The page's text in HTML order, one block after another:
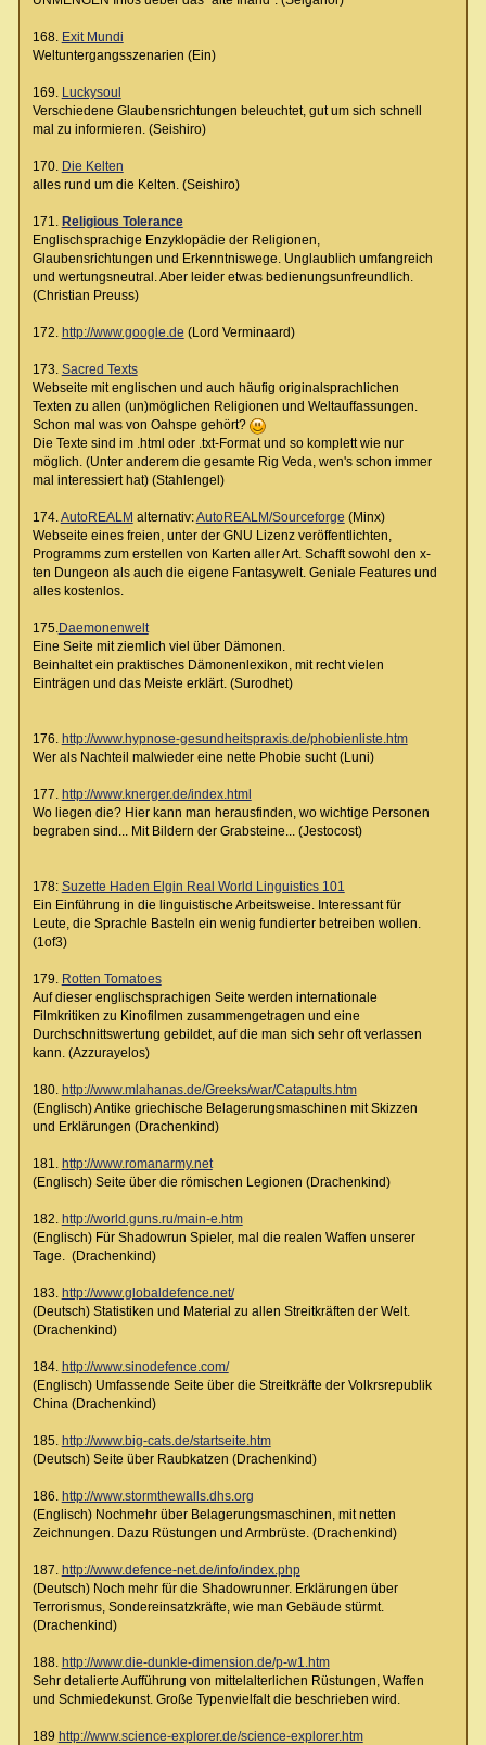
168. Exit Mundi
Weltuntergangsszenarien (Ein)
169. Luckysoul
Verschiedene Glaubensrichtungen beleuchtet, gut um sich schnell
mal zu informieren. (Seishiro)
170. Die Kelten
alles rund um die Kelten. (Seishiro)
171. Religious Tolerance
Englischsprachige Enzyklopädie der Religionen,
Glaubensrichtungen und Erkenntniswege. Unglaublich umfangreich
und wertungsneutral. Aber leider etwas bedienungsunfreundlich.
(Christian Preuss)
172. http://www.google.de (Lord Verminaard)
173. Sacred Texts
Webseite mit englischen und auch häufig originalsprachlichen
Texten zu allen (un)möglichen Religionen und Weltauffassungen.
Schon mal was von Oahspe gehört?
Die Texte sind im .html oder .txt-Format und so komplett wie nur
möglich. (Unter anderem die gesamte Rig Veda, wen's schon immer
mal interessiert hat) (Stahlengel)
174. AutoREALM alternativ:AutoREALM/Sourceforge (Minx)
Webseite eines freien, unter der GNU Lizenz veröffentlichten,
Programms zum erstellen von Karten aller Art. Schafft sowohl den x-
ten Dungeon als auch die eigene Fantasywelt. Geniale Features und
alles kostenlos.
175. Daemonenwelt
Eine Seite mit ziemlich viel über Dämonen.
Beinhaltet ein praktisches Dämonenlexikon, mit recht vielen
Einträgen und das Meiste erklärt. (Surodhet)
176. http://www.hypnose-gesundheitspraxis.de/phobienliste.htm
Wer als Nachteil malwieder eine nette Phobie sucht (Luni)
177. http://www.knerger.de/index.html
Wo liegen die? Hier kann man herausfinden, wo wichtige Personen
begraben sind... Mit Bildern der Grabsteine... (Jestocost)
178: Suzette Haden Elgin Real World Linguistics 101
Ein Einführung in die linguistische Arbeitsweise. Interessant für
Leute, die Sprachle Basteln ein wenig fundierter betreiben wollen.
(1of3)
179. Rotten Tomatoes
Auf dieser englischsprachigen Seite werden internationale
Filmkritiken zu Kinofilmen zusammengetragen und eine
Durchschnittswertung gebildet, auf die man sich sehr oft verlassen
kann. (Azzurayelos)
180. http://www.mlahanas.de/Greeks/war/Catapults.htm
(Englisch) Antike griechische Belagerungsmaschinen mit Skizzen
und Erklärungen (Drachenkind)
181. http://www.romanarmy.net
(Englisch) Seite über die römischen Legionen (Drachenkind)
182. http://world.guns.ru/main-e.htm
(Englisch) Für Shadowrun Spieler, mal die realen Waffen unserer
Tage. (Drachenkind)
183. http://www.globaldefence.net/
(Deutsch) Statistiken und Material zu allen Streitkräften der Welt.
(Drachenkind)
184. http://www.sinodefence.com/
(Englisch) Umfassende Seite über die Streitkräfte der Volkrsrepublik
China (Drachenkind)
185. http://www.big-cats.de/startseite.htm
(Deutsch) Seite über Raubkatzen (Drachenkind)
186. http://www.stormthewalls.dhs.org
(Englisch) Nochmehr über Belagerungsmaschinen, mit netten
Zeichnungen. Dazu Rüstungen und Armbrüste. (Drachenkind)
187. http://www.defence-net.de/info/index.php
(Deutsch) Noch mehr für die Shadowrunner. Erklärungen über
Terrorismus, Sondereinsatzkräfte, wie man Gebäude stürmt.
(Drachenkind)
188. http://www.die-dunkle-dimension.de/p-w1.htm
Sehr detalierte Aufführung von mittelalterlichen Rüstungen, Waffen
und Schmiedekunst. Große Typenvielfalt die beschrieben wird.
189 http://www.science-explorer.de/science-explorer.htm